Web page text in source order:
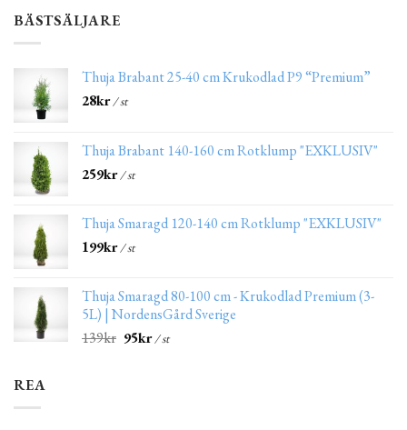
BÄSTSÄLJARE
Thuja Brabant 25-40 cm Krukodlad P9 “Premium”
28kr/ st
Thuja Brabant 140-160 cm Rotklump "EXKLUSIV"
259kr/ st
Thuja Smaragd 120-140 cm Rotklump "EXKLUSIV"
199kr/ st
Thuja Smaragd 80-100 cm - Krukodlad Premium (3-
5L) | NordensGård Sverige
139kr 95kr/ st
REA